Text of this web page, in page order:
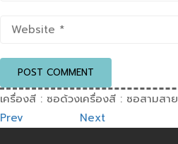
เครื่องสี : ซอด้วง
Prev
เครื่องสี : ซอสามสาย
Next